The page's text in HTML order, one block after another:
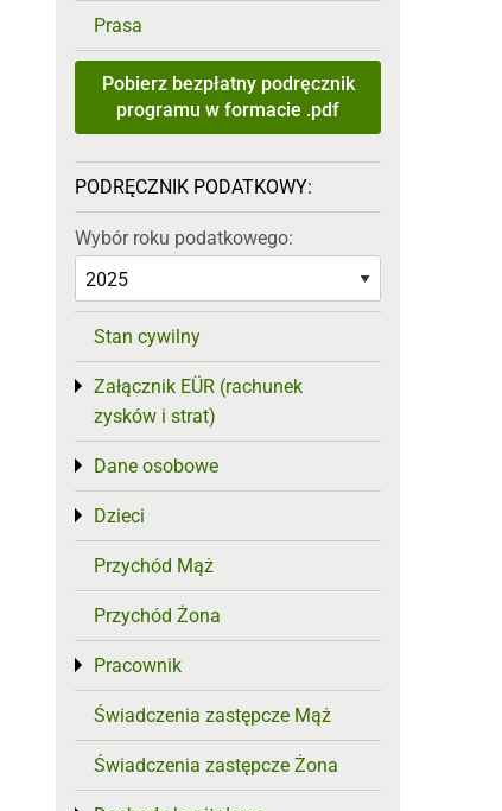
Prasa
Pobierz bezpłatny podręcznik
programu w formacie .pdf
PODRĘCZNIK PODATKOWY:
Wybór roku podatkowego:
Stan cywilny
Załącznik EÜR (rachunek
zysków i strat)
Toggle menu
Dane osobowe
Toggle menu
Dzieci
Toggle menu
Przychód Mąż
Przychód Żona
Pracownik
Toggle menu
Świadczenia zastępcze Mąż
Świadczenia zastępcze Żona